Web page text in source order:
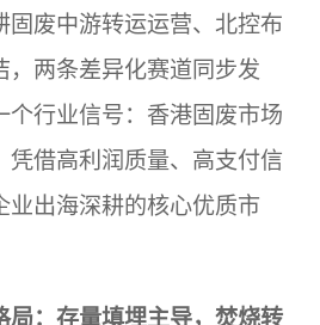
固废中游转运运营、北控布
，两条差异化赛道同步发
个行业信号：香港固废市场
凭借高利润质量、高支付信
业出海深耕的核心优质市
局：存量填埋主导，焚烧转